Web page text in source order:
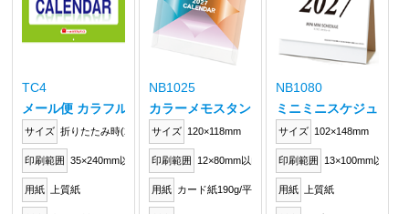
TC4
メール便 カラフルマンス
サイズ 折りたたみ時(205×297mm)、見開き時(355×297mm)・見開き14枚
印刷範囲 35×240mm以内
用紙 上質紙
NB1025
カラーメモスタンド
サイズ 120×118mm
印刷範囲 12×80mm以内
用紙 カード紙190g/平方メートル
NB1080
ミニミニスケジュール
サイズ 102×148mm
印刷範囲 13×100mm以内
用紙 上質紙